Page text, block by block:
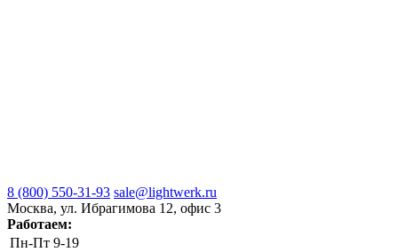
8 (800) 550-31-93 sale@lightwerk.ru
Москва, ул. Ибрагимова 12, офис 3
Работаем:
Пн-Пт 9-19